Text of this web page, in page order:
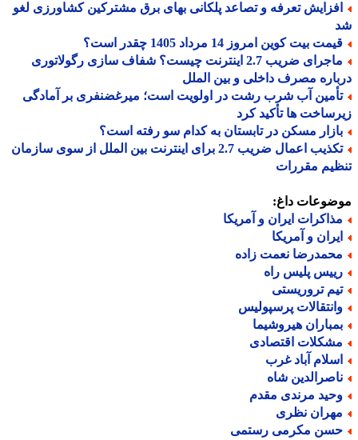
تعرفه و تصاعد پلکانی بهای برق مشترکین کشاورزی لغو
بیت کوین امروز 14 مرداد 1405 چقدر است؟
ماجرای ضریب 2.7 اینترنت چیست؟ شفاف سازی رگولاتوری
مصرف داخلی و بین الملل
آب شرب رشت در اولویت است؛ میرغضنفری بر آمادگی
ها تأکید کرد
مسکن در تابستان به کدام سو رفته است؟
تکذیب اعمال ضریب 2.7 برای اینترنت بین الملل از سوی سازمان
مقررات
داغ:
ایران و آمریکا
و آمریکا
نعمت زاده
پلیس راه
تروریستی
پرسپولیس
هیروشیما
اقتصادی
آباد غرب
شاه
مرندی مقدم
نظری
مکرمی رستمی